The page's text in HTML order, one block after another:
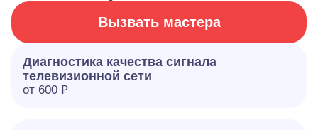
Вызвать мастера
Диагностика качества сигнала
телевизионной сети
от 600 ₽